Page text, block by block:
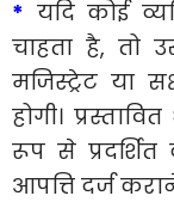
* यदि कोई
चाहता है, तो
मजिस्ट्रेट या
होगी।
रूप से
आपत्ति दर्ज